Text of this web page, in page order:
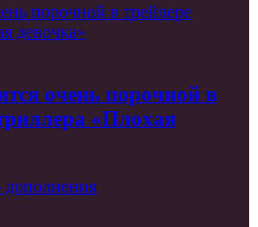
порочной в трейлере
девочка»
очень порочной в
«Плохая
дополнения